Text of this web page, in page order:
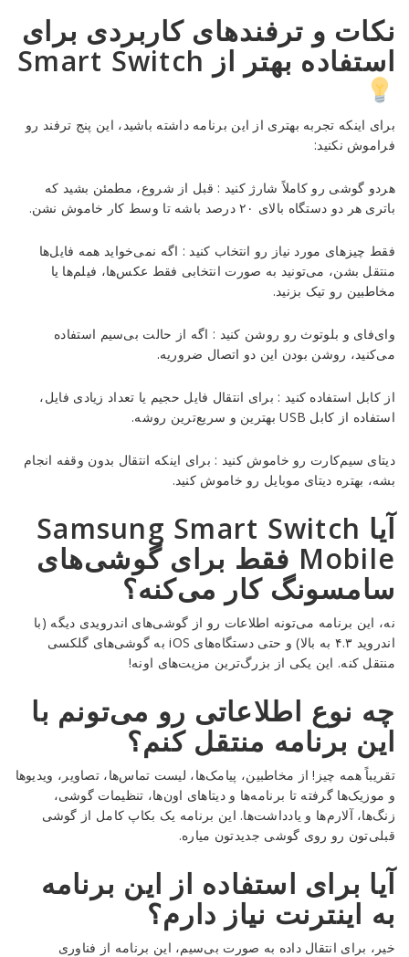
نکات و ترفندهای کاربردی برای
استفاده بهتر از Smart Switch
برای اینکه تجربه بهتری از این برنامه داشته باشید، این پنج ترفند رو
فراموش نکنید:
هردو گوشی رو کاملاً شارژ کنید : قبل از شروع، مطمئن بشید که
باتری هر دو دستگاه بالای ۲۰ درصد باشه تا وسط کار خاموش نشن.
فقط چیزهای مورد نیاز رو انتخاب کنید : اگه نمی‌خواید همه فایل‌ها
منتقل بشن، می‌تونید به صورت انتخابی فقط عکس‌ها، فیلم‌ها یا
مخاطبین رو تیک بزنید.
وای‌فای و بلوتوث رو روشن کنید : اگه از حالت بی‌سیم استفاده
می‌کنید، روشن بودن این دو اتصال ضروریه.
از کابل استفاده کنید : برای انتقال فایل حجیم یا تعداد زیادی فایل،
استفاده از کابل USB بهترین و سریع‌ترین روشه.
دیتای سیم‌کارت رو خاموش کنید : برای اینکه انتقال بدون وقفه انجام
بشه، بهتره دیتای موبایل رو خاموش کنید.
آیا Samsung Smart Switch
Mobile فقط برای گوشی‌های
سامسونگ کار می‌کنه؟
نه، این برنامه می‌تونه اطلاعات رو از گوشی‌های اندرویدی دیگه (با
اندروید ۴.۳ به بالا) و حتی دستگاه‌های iOS به گوشی‌های گلکسی
منتقل کنه. این یکی از بزرگ‌ترین مزیت‌های اونه!
چه نوع اطلاعاتی رو می‌تونم با
این برنامه منتقل کنم؟
تقریباً همه چیز! از مخاطبین، پیامک‌ها، لیست تماس‌ها، تصاویر، ویدیوها
و موزیک‌ها گرفته تا برنامه‌ها و دیتاهای اون‌ها، تنظیمات گوشی،
زنگ‌ها، آلارم‌ها و یادداشت‌ها. این برنامه یک بکاپ کامل از گوشی
قبلی‌تون رو روی گوشی جدیدتون میاره.
آیا برای استفاده از این برنامه
به اینترنت نیاز دارم؟
خیر، برای انتقال داده به صورت بی‌سیم، این برنامه از فناوری